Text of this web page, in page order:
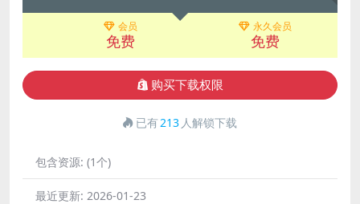
会员
免费
永久会员
免费
购买下载权限
已有213 人解锁下载
包含资源: (1个)
最近更新: 2026-01-23